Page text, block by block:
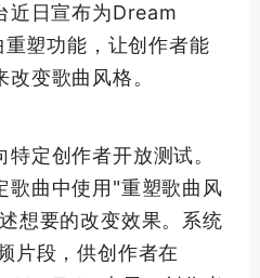
近日宣布为Dream
塑功能，让创作者能
变歌曲风格。
定创作者开放测试。
歌曲中使用"重塑歌曲风
想要的改变效果。系统
片段，供创作者在